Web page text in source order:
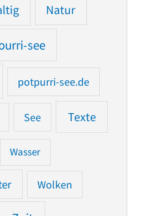
Natur
see
potpurri-see.de
See Texte
Wasser
Wolken